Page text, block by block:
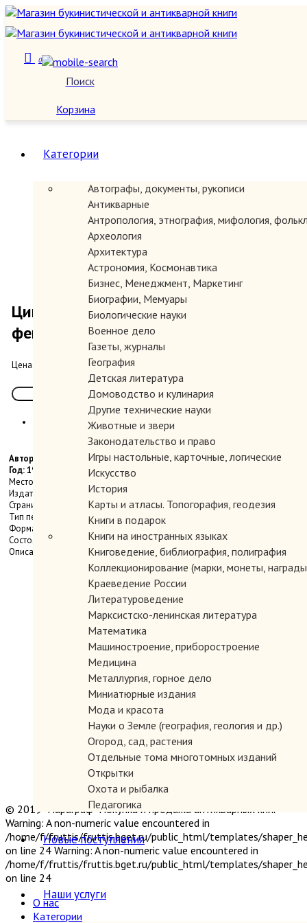
Поиск
0
Корзина
Категории
Автографы, документы, рукописи
Антикварные
Антропология, этнография, мифология,
Археология
Архитектура
Астрономия, Космонавтика
Бизнес, Менеджмент, Маркетинг
Биографии, Мемуары
Биологические науки
Военное дело
Газеты, журналы
География
Детская литература
Домоводство и кулинария
Другие технические науки
Животные и звери
Законодательство и право
Игры настольные, карточные, логические
Искусство
История
Карты и атласы. Топогорафия, геодезия
Книги в подарок
Книги на иностранных языках
Книговедение, библиография, полиграфия
Коллекционирование (марки, монеты,
Краеведение России
Литературоведение
Марксистско-ленинская литература
Математика
Машиностроение, приборостроение
Медицина
Металлургия, горное дело
Миниатюрные издания
Мода и красота
Науки о Земле (география, геология и др.)
Огород, сад, растения
Отдельные тома многотомных изданий
Открытки
Охота и рыбалка
Педагогика
Политология, геополитика, дипломатия
Популярная научно-техническая литература
Промышленность, производство
Психология
Религия
Новые поступления
Наши услуги
Циклы и волны модернизации как
феномен социального развития.
Цена: 400.00 руб.
Автор: Пантин В. И.
Год: 1997
Место издания: М.
Издательство: Московский философский фонд
Страниц: 192 с.
Тип переплета: Мягкий
Формат книги: Стандартный
Состояние: Очень хорошее
Описание:
© 2019 "Параграф" Покупка и продажа антикварных книг
Warning: A non-numeric value encountered in
/home/f/fruttis/fruttis.bget.ru/public_html/templates/
on line 24 Warning: A non-numeric value encountered in
/home/f/fruttis/fruttis.bget.ru/public_html/templates/
on line 24
О нас
Категории